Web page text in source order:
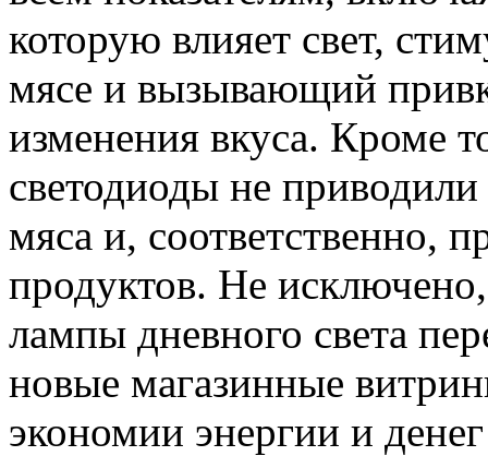
которую влияет свет,
мясе и вызывающий
изменения вкуса. Кроме
светодиоды не
мяса и, соответственно,
продуктов. Не
лампы дневного света
новые магазинные
экономии энергии и